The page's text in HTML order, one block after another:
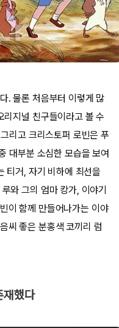
. 물론 처음부터 이렇게 많
지널 친구들이라고 볼 수
리고 크리스토퍼 로빈은 푸
대부분 소심한 모습을 보여
티거, 자기 비하에 최선을
와 그의 엄마 캉가, 이야기
이 함께 만들어나가는 이야
씨 좋은 분홍색 코끼리 럼
재했다